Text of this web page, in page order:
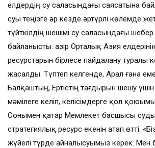
елдердің су саласындағы саясатына
суы теңізге әр кезде әртүрлі көлемде
түйткілдің шешімі су саласындағы
байланысты. Қазір Орталық Азия
ресурстарын бірлесе пайдалану туралы
жасалды. Түптеп келгенде, Арал ғана
Балқаштың, Ертістің тағдырын шешу
мәмілеге келіп, келісімдерге қол
Сонымен қатар Мемлекет басшысы
стратегиялық ресурс екенін атап өтті.
жүйелі түрде айналысуымыз керек. Мен